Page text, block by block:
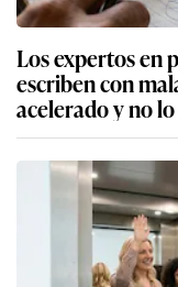
Los expertos en
escriben con
acelerado y no